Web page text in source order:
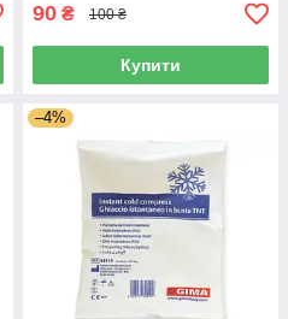
90 ₴ 100 ₴
Купити
–4%